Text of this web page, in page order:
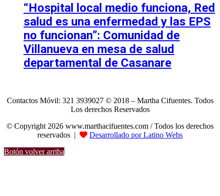
“Hospital local medio funciona, Red
salud es una enfermedad y las EPS
no funcionan”: Comunidad de
Villanueva en mesa de salud
departamental de Casanare
Contactos Móvil: 321 3939027 © 2018 – Martha Cifuentes. Todos
Los derechos Reservados
© Copyright 2026 www.marthacifuentes.com / Todos los derechos
reservados |
Desarrollado por Latino Webs
Botón volver arriba